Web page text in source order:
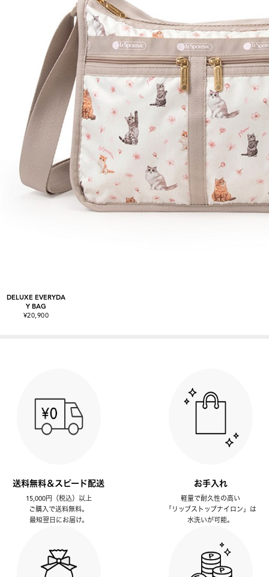
DELUXE EVERYDA
Y BAG
¥20,900
送料無料＆スピード配送
15,000円（税込）以上
ご購入で送料無料。
最短翌日にお届け。
お手入れ
軽量で耐久性の高い
「リップストップナイロン」は
水洗いが可能。